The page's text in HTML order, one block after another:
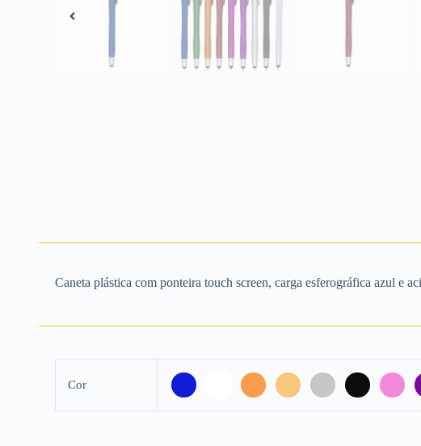
Caneta plástica com ponteira touch screen, carga esferográfica azul e
Cor